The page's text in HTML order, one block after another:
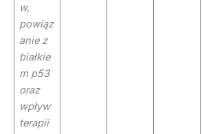
w,
powiąz
anie z
białkie
m p53
oraz
wpływ
terapii